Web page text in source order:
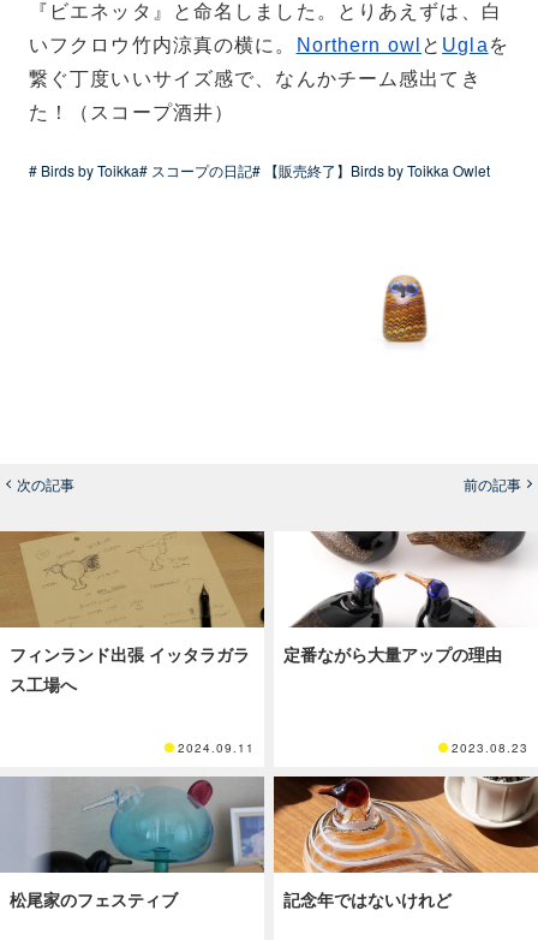
『ビエネッタ』と命名しました。とりあえずは、白
いフクロウ竹内涼真の横に。
Northern owl と Ugla を
繋ぐ丁度いいサイズ感で、なんかチーム感出てき
た！（スコープ酒井）
# Birds by Toikka# スコープの日記# 【販売終了】Birds by Toikka Owlet
次の記事 前の記事
フィンランド出張 イッタラガラ
ス工場へ
2024.09.11
定番ながら大量アップの理由
2023.08.23
松尾家のフェスティブ 記念年ではないけれど